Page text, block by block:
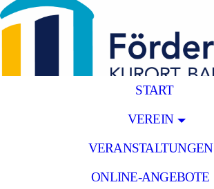
START
VEREIN
VERANSTALTUNGEN
ONLINE-ANGEBOTE